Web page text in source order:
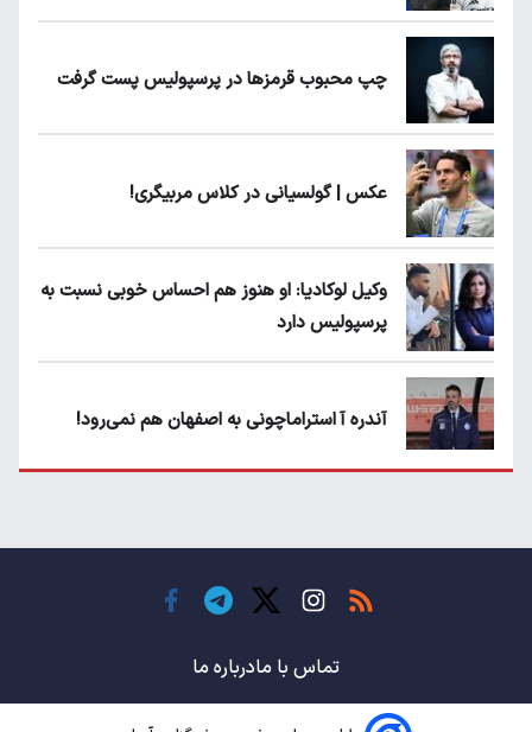
چپ محبوب قرمزها در پرسپولیس پست گرفت
عکس | گولسیانی در کلاس مربیگری!
وکیل لوکادیا: او هنوز هم احساس خوبی نسبت به
پرسپولیس دارد
آندره آ استراماچونی به اصفهان هم نمی‌رود!
حسن روی هوا!
باشگاه های جهان
تماس با مادرباره ما